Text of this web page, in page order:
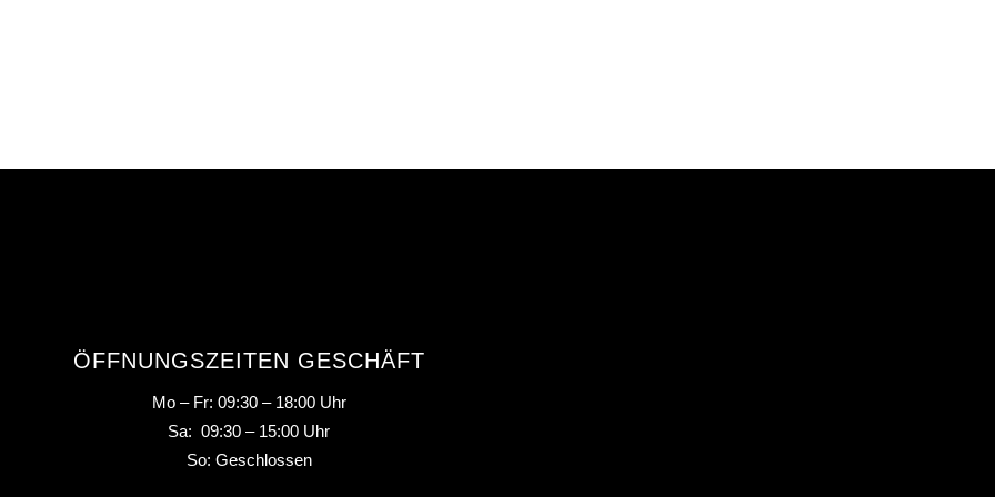
ÖFFNUNGSZEITEN GESCHÄFT
Mo – Fr: 09:30 – 18:00 Uhr
Sa: 09:30 – 15:00 Uhr
So: Geschlossen